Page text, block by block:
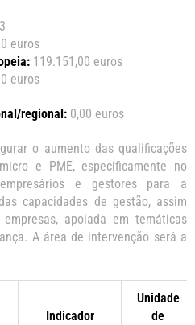
euros
119.151,00 euros
euros
regional: 0,00 euros
o aumento das qualificações
e PME, especificamente no
e gestores para a
capacidades de gestão, assim
apoiada em temáticas
A área de intervenção será a
Indicador
Unidade
de